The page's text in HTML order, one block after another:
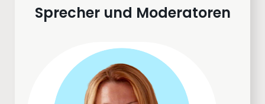
Sprecher und Moderatoren